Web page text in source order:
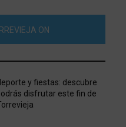
ON
y fiestas: descubre
disfrutar este fin de